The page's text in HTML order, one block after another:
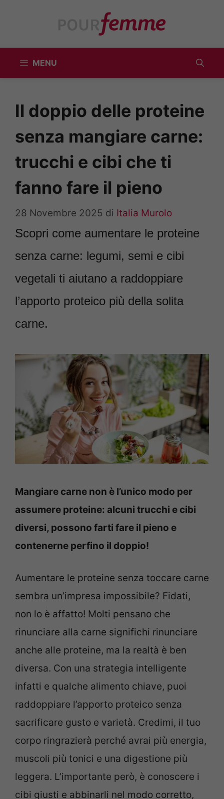
MENU
Il doppio delle proteine
senza mangiare carne:
trucchi e cibi che ti
fanno fare il pieno
28 Novembre 2025 di Italia Murolo
Scopri come aumentare le proteine
senza carne: legumi, semi e cibi
vegetali ti aiutano a raddoppiare
l’apporto proteico più della solita
carne.
Mangiare carne non è l’unico modo per
assumere proteine: alcuni trucchi e cibi
diversi, possono farti fare il pieno e
contenerne perfino il doppio!
Aumentare le proteine senza toccare carne
sembra un’impresa impossibile? Fidati,
non lo è affatto! Molti pensano che
rinunciare alla carne significhi rinunciare
anche alle proteine, ma la realtà è ben
diversa. Con una strategia intelligente
infatti e qualche alimento chiave, puoi
raddoppiare l’apporto proteico senza
sacrificare gusto e varietà. Credimi, il tuo
corpo ringrazierà perché avrai più energia,
muscoli più tonici e una digestione più
leggera. L’importante però, è conoscere i
cibi giusti e abbinarli nel modo corretto,